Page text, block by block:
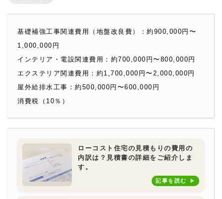
基礎補強工事関連費用（地盤改良費）：約900,000円〜
1,000,000円
インテリア・電設関連費用：約700,000円〜800,000円
エクステリア関連費用：約1,700,000円〜2,000,000円
屋外給排水工事：約500,000円〜600,000円
消費税（10％）
ローコスト住宅の見積もりの費用の
内訳は？見積書の詳細をご紹介しま
す。
記事を読む